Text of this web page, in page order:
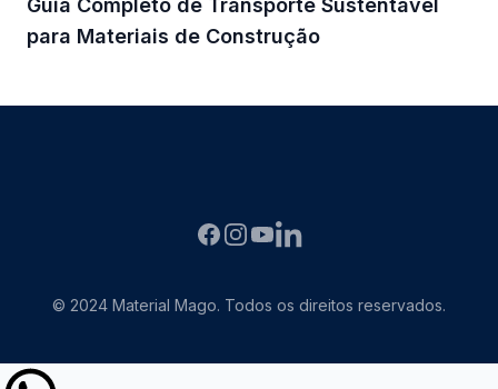
Guia Completo de Transporte Sustentável
para Materiais de Construção
Facebook
Instagram
YouTube
LinkedIN
© 2024 Material Mago. Todos os direitos reservados.